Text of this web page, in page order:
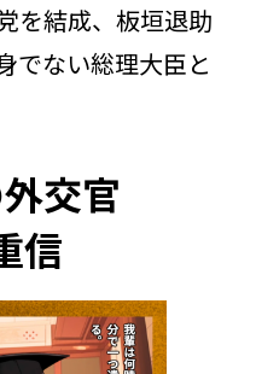
を結成、板垣退助
でない総理大臣と
交官
信